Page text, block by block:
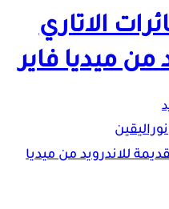
الاتاري
من ميديا فاير
نوراليقين